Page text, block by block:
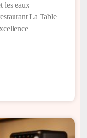
les eaux
La Table